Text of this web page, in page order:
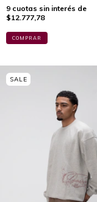
9 cuotas sin interés de
$12.777,78
COMPRAR